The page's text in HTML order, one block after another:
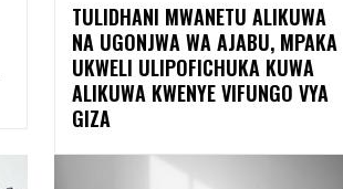
TULIDHANI MWANETU ALIKUWA
NA UGONJWA WA AJABU, MPAKA
UKWELI ULIPOFICHUKA KUWA
ALIKUWA KWENYE VIFUNGO VYA
GIZA